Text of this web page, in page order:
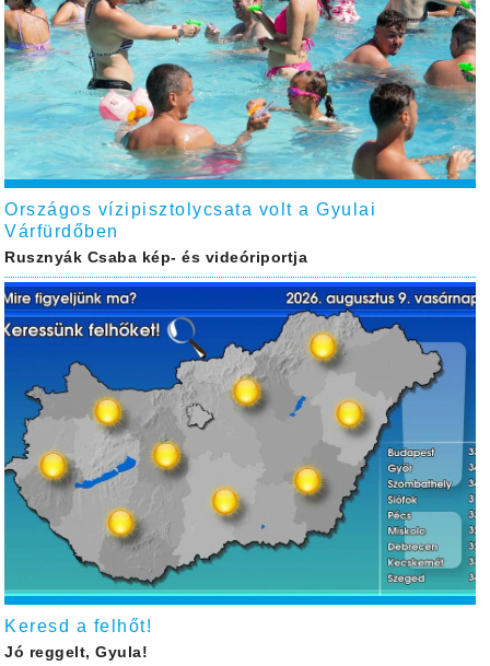
Országos vízipisztolycsata volt a Gyulai
Várfürdőben
Rusznyák Csaba kép- és videóriportja
Keresd a felhőt!
Jó reggelt, Gyula!